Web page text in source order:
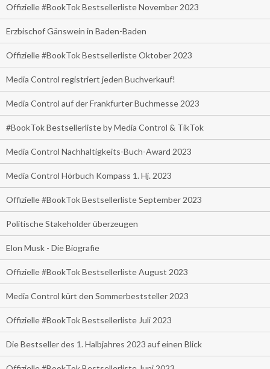
Offizielle #BookTok Bestsellerliste November 2023
Erzbischof Gänswein in Baden-Baden
Offizielle #BookTok Bestsellerliste Oktober 2023
Media Control registriert jeden Buchverkauf!
Media Control auf der Frankfurter Buchmesse 2023
#BookTok Bestsellerliste by Media Control & TikTok
Media Control Nachhaltigkeits-Buch-Award 2023
Media Control Hörbuch Kompass 1. Hj. 2023
Offizielle #BookTok Bestsellerliste September 2023
Politische Stakeholder überzeugen
Elon Musk - Die Biografie
Offizielle #BookTok Bestsellerliste August 2023
Media Control kürt den Sommerbeststeller 2023
Offizielle #BookTok Bestsellerliste Juli 2023
Die Bestseller des 1. Halbjahres 2023 auf einen Blick